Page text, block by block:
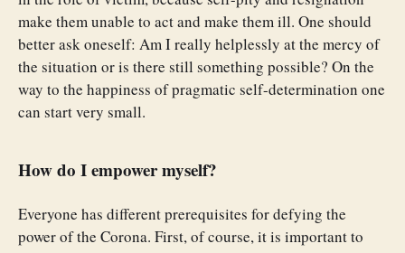
make them unable to act and make them ill. One should
better ask oneself: Am I really helplessly at the mercy of
the situation or is there still something possible? On the
way to the happiness of pragmatic self-determination one
can start very small.
How do I empower myself?
Everyone has different prerequisites for defying the
power of the Corona. First, of course, it is important to